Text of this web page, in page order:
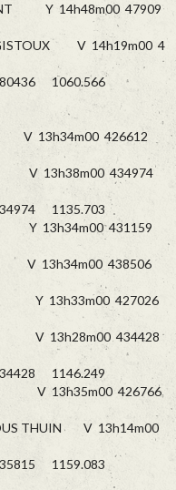
Y 14h48m00 47909
GISTOUX V 14h19m00 4
1060.566
V 13h34m00 426612
V 13h38m00 434974
1135.703
Y 13h34m00 431159
V 13h34m00 438506
Y 13h33m00 427026
V 13h28m00 434428
1146.249
V 13h35m00 426766
THUIN V 13h14m00
1159.083